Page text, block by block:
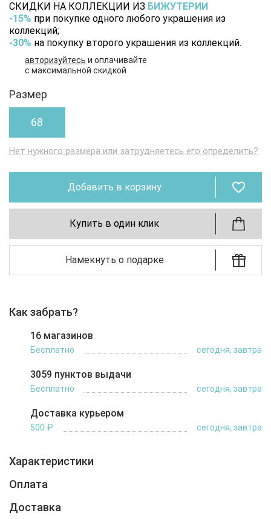
СКИДКИ НА КОЛЛЕКЦИИ ИЗ БИЖУТЕРИИ
-15% при покупке одного любого украшения из
коллекций;
-30% на покупку второго украшения из коллекций.
авторизуйтесь и оплачивайте
с максимальной скидкой
Размер
68
Нет нужного размера или затрудняетесь его определить?
Добавить в корзину
Купить в один клик
Намекнуть о подарке
Как забрать?
16 магазинов
Бесплатно сегодня, завтра
3059 пунктов выдачи
Бесплатно сегодня, завтра
Доставка курьером
500 ₽ сегодня, завтра
Характеристики
Оплата
Доставка